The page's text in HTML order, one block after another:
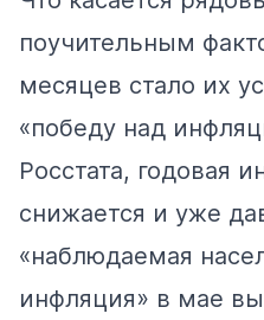
поучительным
месяцев стало их
«победу над
Росстата, годовая
снижается и уже
«наблюдаемая
инфляция» в мае